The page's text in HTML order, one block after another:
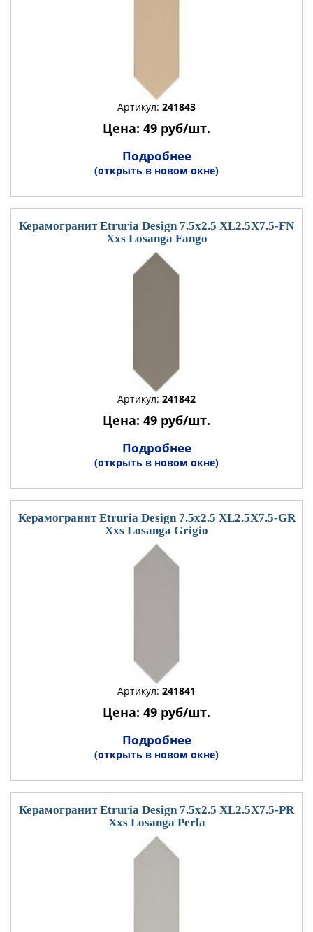
Артикул: 241843
Цена: 49 руб/шт.
Подробнее
(открыть в новом окне)
Керамогранит Etruria Design 7.5x2.5 XL2.5X7.5-FN
Xxs Losanga Fango
Артикул: 241842
Цена: 49 руб/шт.
Подробнее
(открыть в новом окне)
Керамогранит Etruria Design 7.5x2.5 XL2.5X7.5-GR
Xxs Losanga Grigio
Артикул: 241841
Цена: 49 руб/шт.
Подробнее
(открыть в новом окне)
Керамогранит Etruria Design 7.5x2.5 XL2.5X7.5-PR
Xxs Losanga Perla